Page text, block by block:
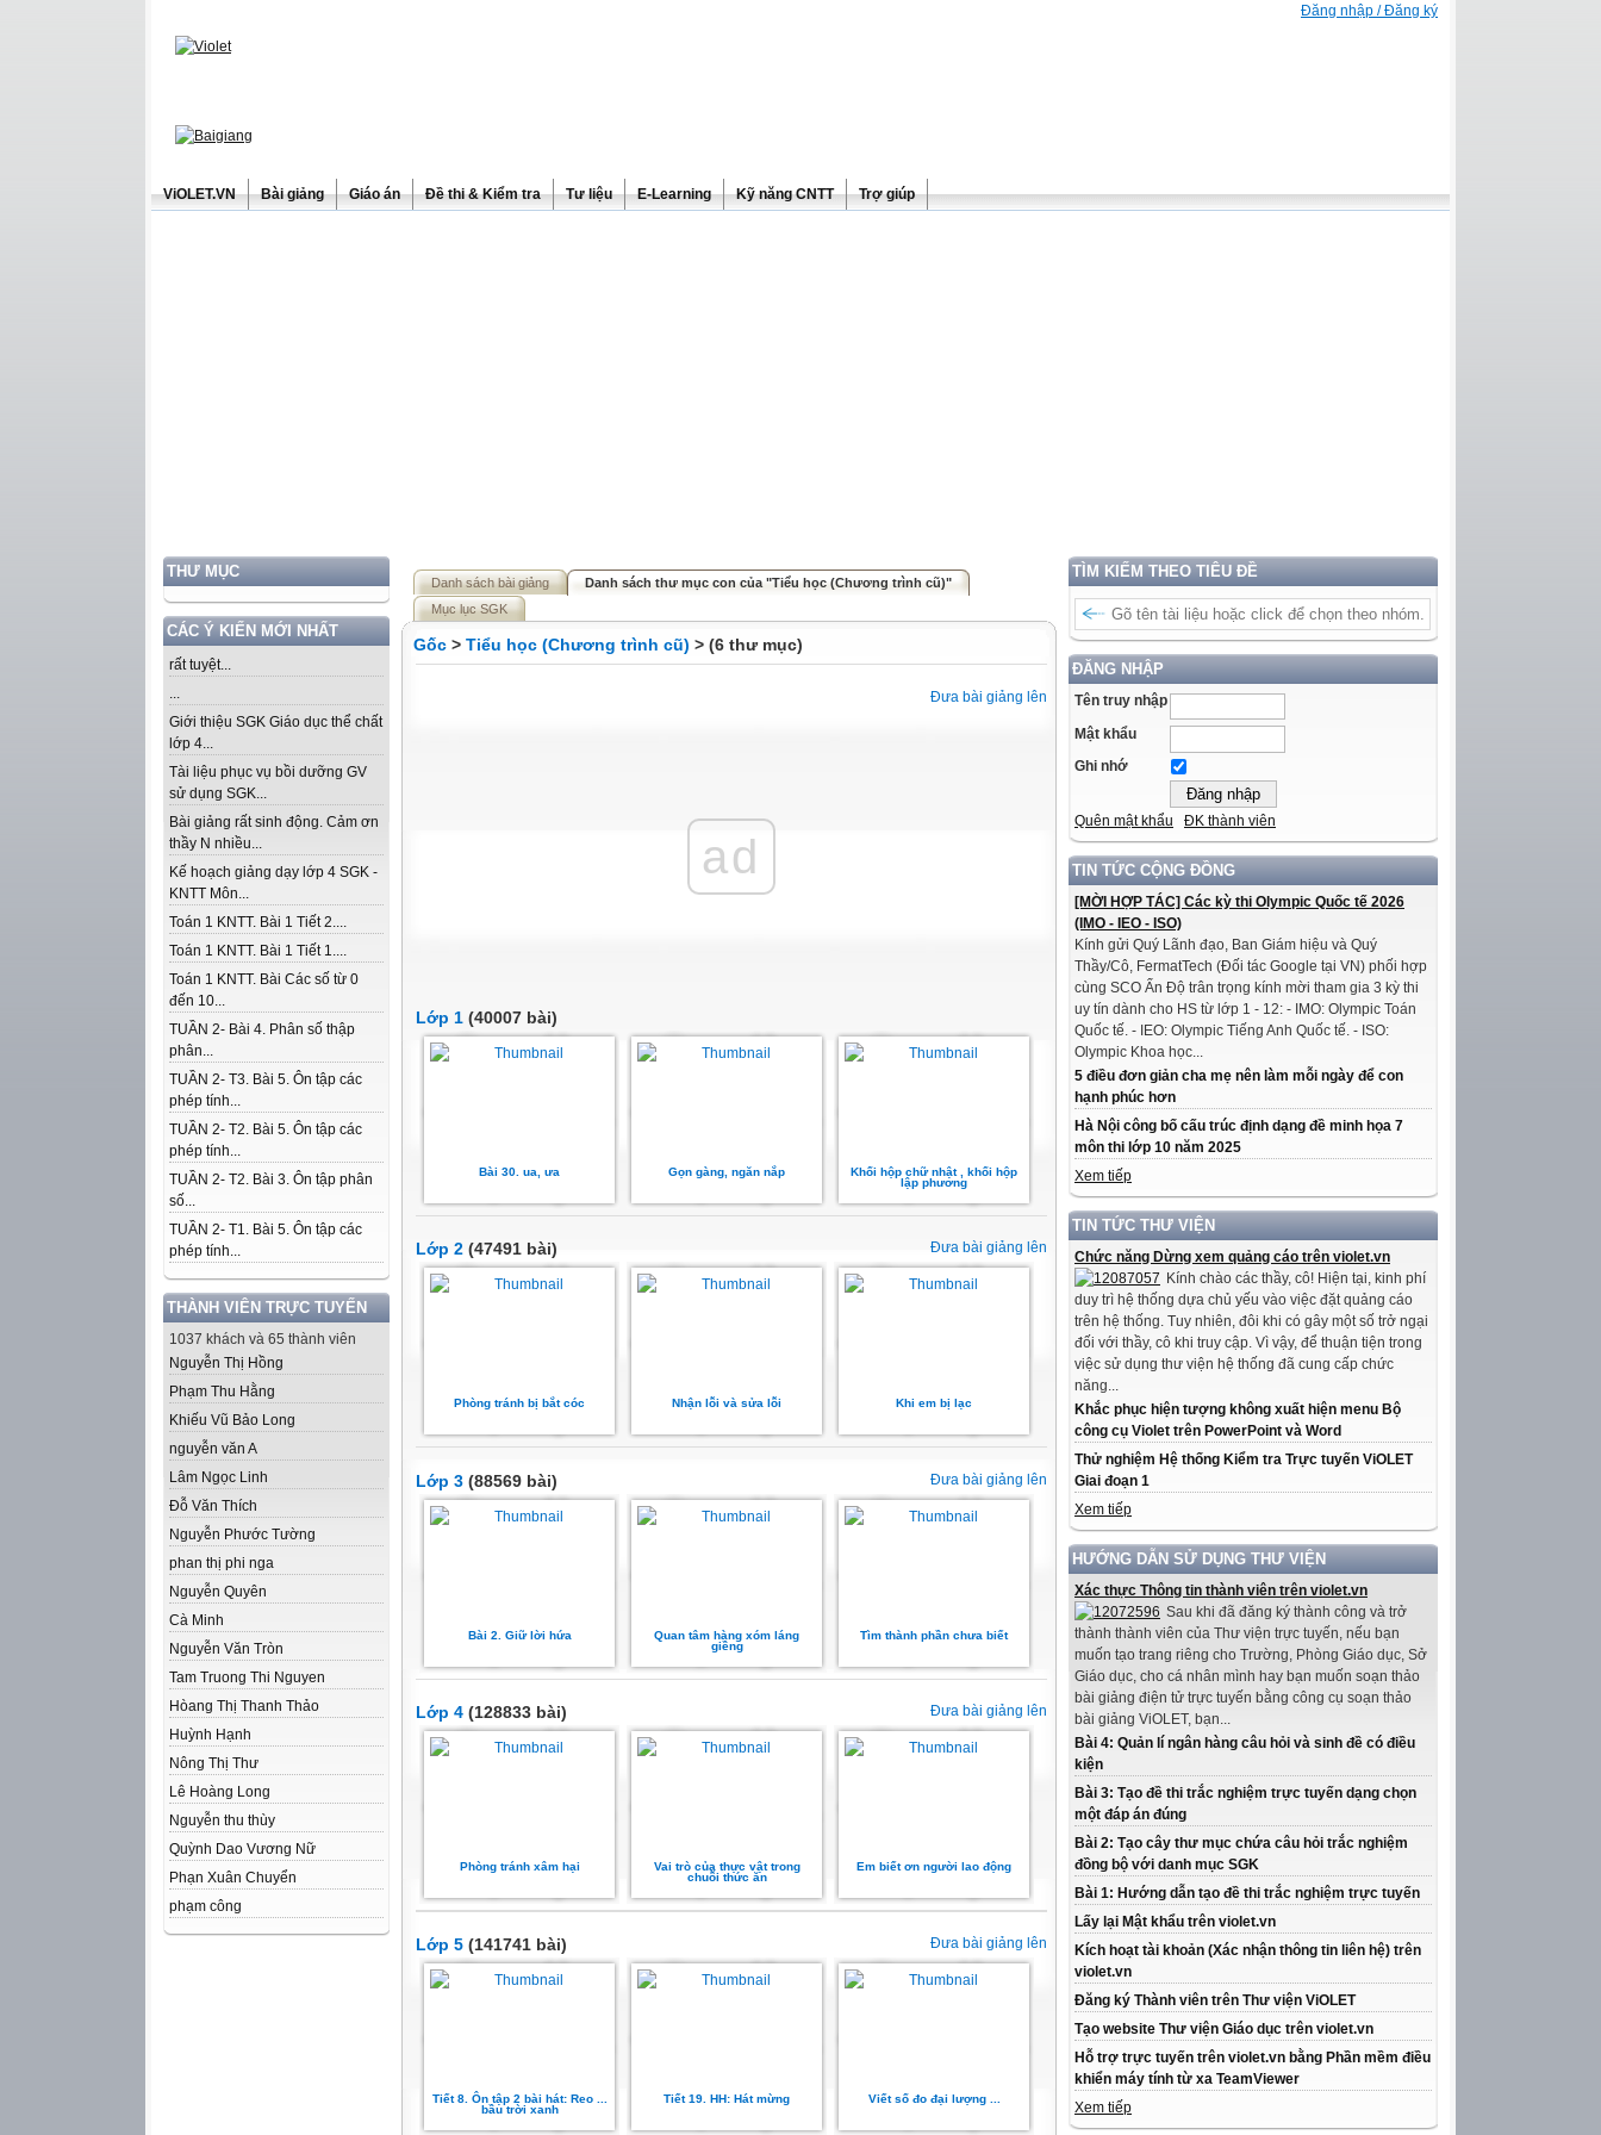
Đăng nhập / Đăng ký
ViOLET.VN Bài giảng Giáo án Đề thi & Kiểm tra Tư liệu E-Learning Kỹ năng CNTT Trợ giúp
THƯ MỤC
CÁC Ý KIẾN MỚI NHẤT
rất tuyệt...
...
Giới thiệu SGK Giáo dục thể chất
lớp 4...
Tài liệu phục vụ bồi dưỡng GV
sử dụng SGK...
Bài giảng rất sinh động. Cảm ơn
thầy N nhiều...
Kế hoạch giảng dạy lớp 4 SGK -
KNTT Môn...
Toán 1 KNTT. Bài 1 Tiết 2....
Toán 1 KNTT. Bài 1 Tiết 1....
Toán 1 KNTT. Bài Các số từ 0
đến 10...
TUẦN 2- Bài 4. Phân số thập
phân...
TUẦN 2- T3. Bài 5. Ôn tập các
phép tính...
TUẦN 2- T2. Bài 5. Ôn tập các
phép tính...
TUẦN 2- T2. Bài 3. Ôn tập phân
số...
TUẦN 2- T1. Bài 5. Ôn tập các
phép tính...
THÀNH VIÊN TRỰC TUYẾN
1037 khách và 65 thành viên
Nguyễn Thị Hồng
Phạm Thu Hằng
Khiếu Vũ Bảo Long
nguyễn văn A
Lâm Ngọc Linh
Đỗ Văn Thích
Nguyễn Phước Tường
phan thị phi nga
Nguyễn Quyên
Cà Minh
Nguyễn Văn Tròn
Tam Truong Thi Nguyen
Hòang Thị Thanh Thảo
Huỳnh Hạnh
Nông Thị Thư
Lê Hoàng Long
Nguyễn thu thùy
Quỳnh Dao Vương Nữ
Phạn Xuân Chuyển
phạm công
TÌM KIẾM THEO TIÊU ĐỀ
ĐĂNG NHẬP
Tên truy nhập
Mật khẩu
Ghi nhớ
Quên mật khẩu ĐK thành viên
TIN TỨC CỘNG ĐỒNG
[MỜI HỢP TÁC] Các kỳ thi Olympic Quốc tế 2026
(IMO - IEO - ISO)
Kính gửi Quý Lãnh đạo, Ban Giám hiệu và Quý
Thầy/Cô, FermatTech (Đối tác Google tại VN) phối hợp
cùng SCO Ấn Độ trân trọng kính mời tham gia 3 kỳ thi
uy tín dành cho HS từ lớp 1 - 12: - IMO: Olympic Toán
Quốc tế. - IEO: Olympic Tiếng Anh Quốc tế. - ISO:
Olympic Khoa học...
5 điều đơn giản cha mẹ nên làm mỗi ngày để con
hạnh phúc hơn
Hà Nội công bố cấu trúc định dạng đề minh họa 7
môn thi lớp 10 năm 2025
Xem tiếp
TIN TỨC THƯ VIỆN
Chức năng Dừng xem quảng cáo trên violet.vn
Kính chào các thầy, cô! Hiện tại, kinh phí
duy trì hệ thống dựa chủ yếu vào việc đặt quảng cáo
trên hệ thống. Tuy nhiên, đôi khi có gây một số trở ngại
đối với thầy, cô khi truy cập. Vì vậy, để thuận tiện trong
việc sử dụng thư viện hệ thống đã cung cấp chức
năng...
Khắc phục hiện tượng không xuất hiện menu Bộ
công cụ Violet trên PowerPoint và Word
Thử nghiệm Hệ thống Kiểm tra Trực tuyến ViOLET
Giai đoạn 1
Xem tiếp
HƯỚNG DẪN SỬ DỤNG THƯ VIỆN
Xác thực Thông tin thành viên trên violet.vn
Sau khi đã đăng ký thành công và trở
thành thành viên của Thư viện trực tuyến, nếu bạn
muốn tạo trang riêng cho Trường, Phòng Giáo dục, Sở
Giáo dục, cho cá nhân mình hay bạn muốn soạn thảo
bài giảng điện tử trực tuyến bằng công cụ soạn thảo
bài giảng ViOLET, bạn...
Bài 4: Quản lí ngân hàng câu hỏi và sinh đề có điều
kiện
Bài 3: Tạo đề thi trắc nghiệm trực tuyến dạng chọn
một đáp án đúng
Bài 2: Tạo cây thư mục chứa câu hỏi trắc nghiệm
đồng bộ với danh mục SGK
Bài 1: Hướng dẫn tạo đề thi trắc nghiệm trực tuyến
Lấy lại Mật khẩu trên violet.vn
Kích hoạt tài khoản (Xác nhận thông tin liên hệ) trên
violet.vn
Đăng ký Thành viên trên Thư viện ViOLET
Tạo website Thư viện Giáo dục trên violet.vn
Hỗ trợ trực tuyến trên violet.vn bằng Phần mềm điều
khiển máy tính từ xa TeamViewer
Xem tiếp
Danh sách bài giảng
Danh sách thư mục con của "Tiểu học (Chương trình cũ)"
Mục lục SGK
Gốc > Tiểu học (Chương trình cũ) > (6 thư mục)
Đưa bài giảng lên
ad
Lớp 1 (40007 bài)
Bài 30. ua, ưa Gọn gàng, ngăn nắp
Khối hộp chữ nhật , khối hộp
lập phương
Đưa bài giảng lên
Lớp 2 (47491 bài)
Phòng tránh bị bắt cóc Nhận lỗi và sửa lỗi Khi em bị lạc
Đưa bài giảng lên
Lớp 3 (88569 bài)
Bài 2. Giữ lời hứa
Quan tâm hàng xóm láng
giềng
Tìm thành phần chưa biết
Đưa bài giảng lên
Lớp 4 (128833 bài)
Phòng tránh xâm hại
Vai trò của thực vật trong
chuỗi thức ăn
Em biết ơn người lao động
Đưa bài giảng lên
Lớp 5 (141741 bài)
Tiết 8. Ôn tập 2 bài hát: Reo ...
bầu trời xanh
Tiết 19. HH: Hát mừng Viết số đo đại lượng ...